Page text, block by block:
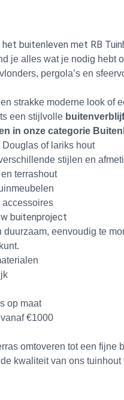
buitenleven met RB
je alles wat je nodig hebt
pergola’s en
strakke moderne look of
een stijlvolle buitenverblijf
in onze categorie
of lariks hout
stijlen en
terrashout
accessoires
buitenproject
duurzaam, eenvoudig te
op maat
€1000
omtoveren tot een fijne
kwaliteit van ons tuinhout